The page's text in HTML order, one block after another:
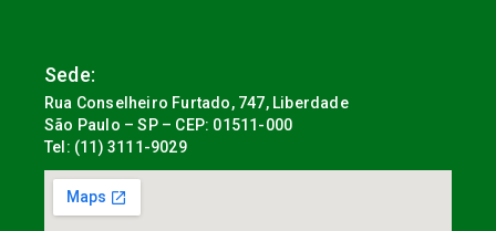
Sede:
Rua Conselheiro Furtado, 747, Liberdade
São Paulo – SP – CEP: 01511-000
Tel: (11) 3111-9029